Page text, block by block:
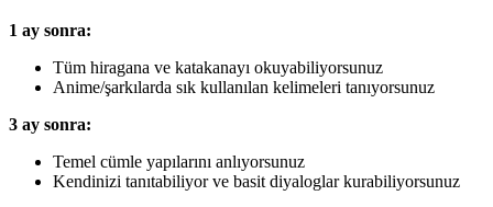
1 ay sonra:
Tüm hiragana ve katakanayı okuyabiliyorsunuz
Anime/şarkılarda sık kullanılan kelimeleri tanıyorsunuz
3 ay sonra:
Temel cümle yapılarını anlıyorsunuz
Kendinizi tanıtabiliyor ve basit diyaloglar kurabiliyorsunuz